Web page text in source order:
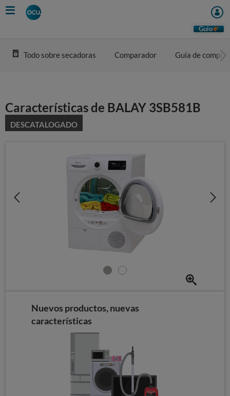
Skip
to
Guio
Todo sobre secadoras Comparador Guía de compra
Características de BALAY 3SB581B
DESCATALOGADO
Nuevos productos, nuevas
características